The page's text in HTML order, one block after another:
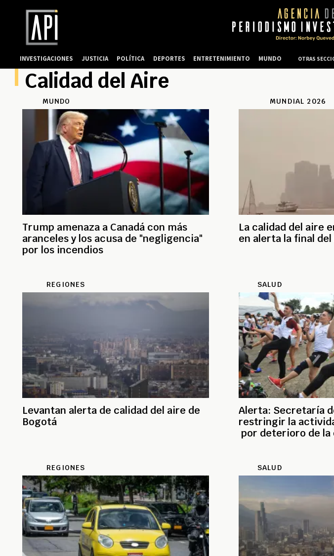
Calidad del Aire
MUNDO
Trump amenaza a Canadá con más
aranceles y los acusa de "negligencia"
por los incendios
MUNDIAL 2026
La calidad del aire
en alerta la final
REGIONES
Levantan alerta de calidad del aire de
Bogotá
SALUD
Alerta: Secretaría
restringir la
por deterioro de la
REGIONES SALUD
INVESTIGACIONES JUSTICIA POLÍTICA DEPORTES ENTRETENIMIENTO MUNDO OTRAS